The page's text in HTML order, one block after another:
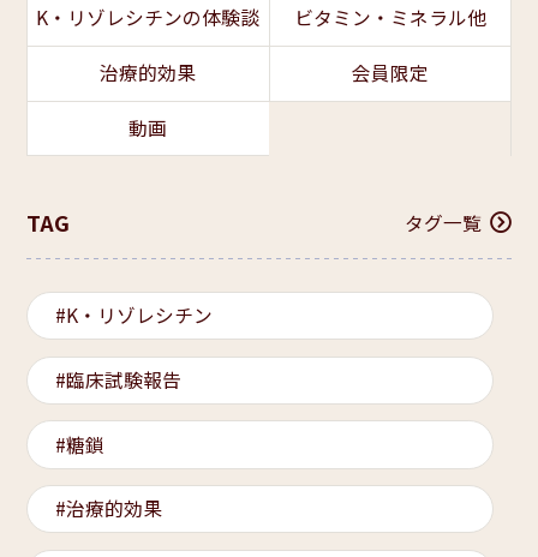
K・リゾレシチンの体験談
ビタミン・ミネラル他
治療的効果
会員限定
動画
TAG タグ一覧
K・リゾレシチン
臨床試験報告
糖鎖
治療的効果